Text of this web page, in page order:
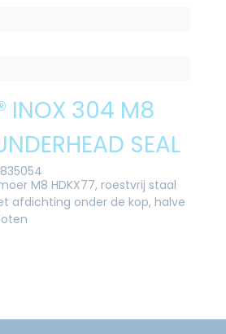
INOX 304 M8
SEAL
M8 HDKX77, roestvrij staal
afdichting onder de kop, halve